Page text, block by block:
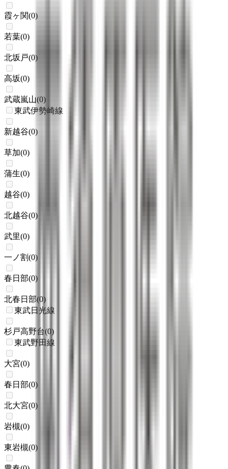
霞ヶ関(0)
若葉(0)
北坂戸(0)
高坂(0)
武蔵嵐山(0)
東武伊勢崎線
新越谷(0)
草加(0)
蒲生(0)
越谷(0)
北越谷(0)
武里(0)
一ノ割(0)
春日部(0)
北春日部(0)
東武日光線
杉戸高野台(0)
東武野田線
大宮(0)
春日部(0)
北大宮(0)
岩槻(0)
東岩槻(0)